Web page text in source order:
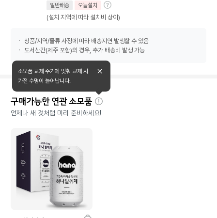
일반배송 오늘설치
(설치 지역에 따라 설치비 상이)
상품/지역/물류 사정에 따라 배송지연 발생할 수 있음
도서산간(제주 포함)의 경우, 추가 배송비 발생 가능
구매가능한 연관 소모품
자
세
소모품 교체 주기에 맞춰 교체 시
가전 수명이 늘어납니다.
언제나 새 것처럼 미리 준비하세요!